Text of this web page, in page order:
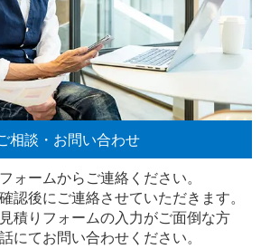
相談・お問い合わせ
ォームからご連絡ください。
認後にご連絡させていただきます。
積りフォームの入力がご面倒な方
にてお問い合わせください。